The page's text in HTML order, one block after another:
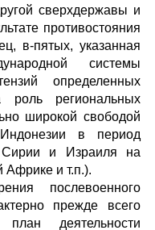
сверхдержавы и
противостояния
в-пятых, указанная
системы
определенных
роль региональных
широкой свободой
в период
и Израиля на
и т.п.).
послевоенного
прежде всего
деятельности